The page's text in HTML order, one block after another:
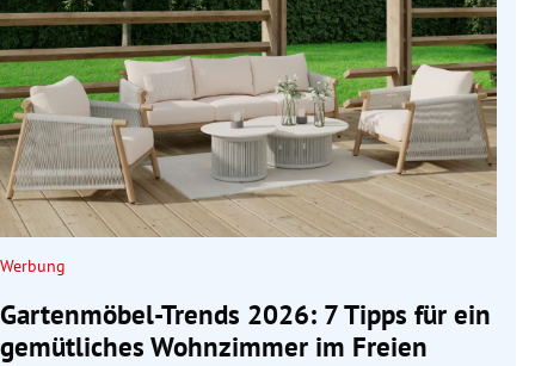
Werbung
Gartenmöbel-Trends 2026: 7 Tipps für ein
gemütliches Wohnzimmer im Freien